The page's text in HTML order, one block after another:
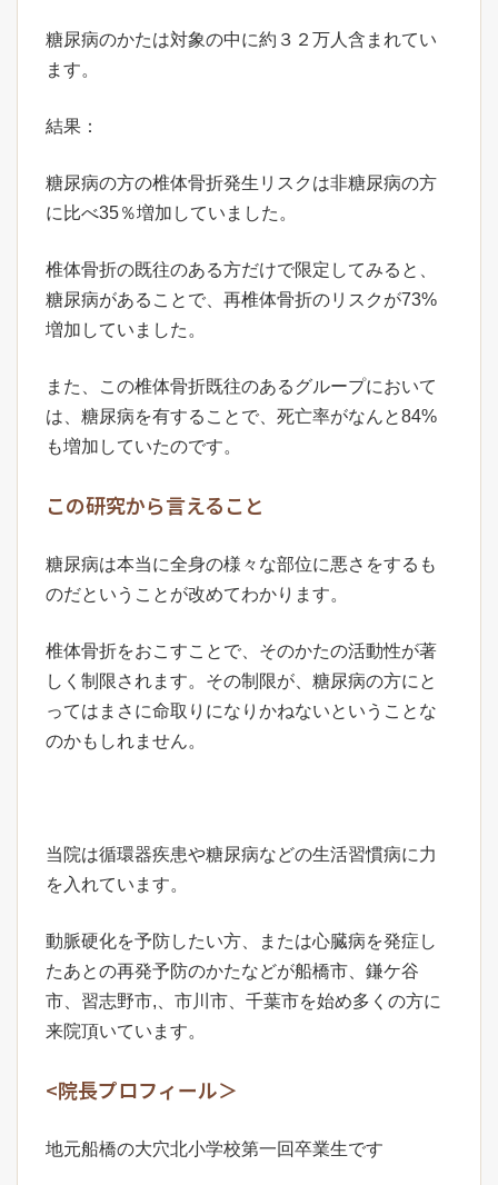
糖尿病のかたは対象の中に約３２万人含まれてい
ます。
結果：
糖尿病の方の椎体骨折発生リスクは非糖尿病の方
に比べ35％増加していました。
椎体骨折の既往のある方だけで限定してみると、
糖尿病があることで、再椎体骨折のリスクが73%
増加していました。
また、この椎体骨折既往のあるグループにおいて
は、糖尿病を有することで、死亡率がなんと84%
も増加していたのです。
この研究から言えること
糖尿病は本当に全身の様々な部位に悪さをするも
のだということが改めてわかります。
椎体骨折をおこすことで、そのかたの活動性が著
しく制限されます。その制限が、糖尿病の方にと
ってはまさに命取りになりかねないということな
のかもしれません。
当院は循環器疾患や糖尿病などの生活習慣病に力
を入れています。
動脈硬化を予防したい方、または心臓病を発症し
たあとの再発予防のかたなどが船橋市、鎌ケ谷
市、習志野市,、市川市、千葉市を始め多くの方に
来院頂いています。
<院長プロフィール＞
地元船橋の大穴北小学校第一回卒業生です